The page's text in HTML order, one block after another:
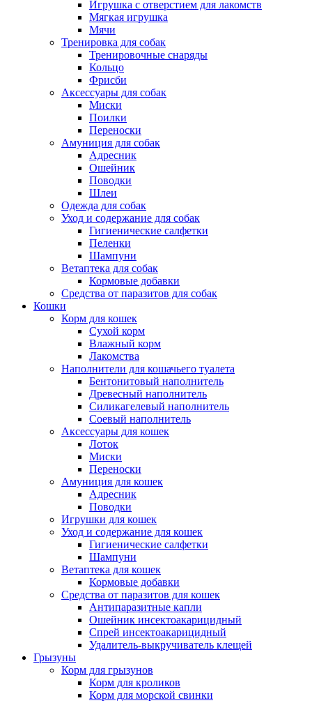
Игрушка с отверстием для лакомств
Мягкая игрушка
Мячи
Тренировка для собак
Тренировочные снаряды
Кольцо
Фрисби
Аксессуары для собак
Миски
Поилки
Переноски
Амуниция для собак
Адресник
Ошейник
Поводки
Шлеи
Одежда для собак
Уход и содержание для собак
Гигиенические салфетки
Пеленки
Шампуни
Ветаптека для собак
Кормовые добавки
Средства от паразитов для собак
Кошки
Корм для кошек
Сухой корм
Влажный корм
Лакомства
Наполнители для кошачьего туалета
Бентонитовый наполнитель
Древесный наполнитель
Силикагелевый наполнитель
Соевый наполнитель
Аксессуары для кошек
Лоток
Миски
Переноски
Амуниция для кошек
Адресник
Поводки
Игрушки для кошек
Уход и содержание для кошек
Гигиенические салфетки
Шампуни
Ветаптека для кошек
Кормовые добавки
Средства от паразитов для кошек
Антипаразитные капли
Ошейник инсектоакарицидный
Спрей инсектоакарицидный
Удалитель-выкручиватель клещей
Грызуны
Корм для грызунов
Корм для кроликов
Корм для морской свинки